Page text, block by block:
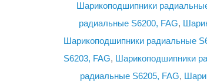
Шарикоподшипники
радиальные S6200, FAG,
Шарикоподшипники радиальные
S6203, FAG, Шарикоподшипники
радиальные S6205, FAG,